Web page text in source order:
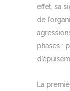
effet, sa
de
phases :
La